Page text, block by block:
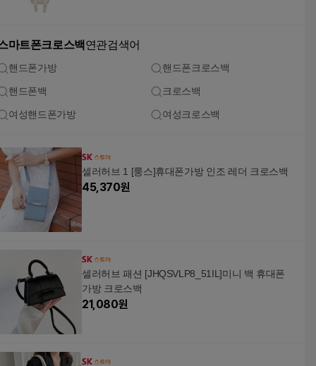
마트폰크로스백 연관검색어
핸드폰가방 핸드폰크로스백
핸드폰백 크로스백
여성핸드폰가방 여성크로스백
셀러허브 1 [룽스]휴대폰가방 인조 레더 크로스백
45,370원
셀러허브 패션 [JHQSVLP8_51IL]미니 백 휴대폰
가방 크로스백
21,080원